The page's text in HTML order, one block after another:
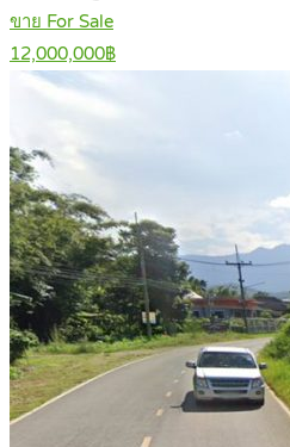
ขาย For Sale
12,000,000฿